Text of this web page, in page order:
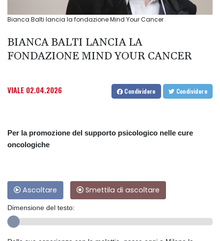
Bianca Balti lancia la fondazione Mind Your Cancer
BIANCA BALTI LANCIA LA
FONDAZIONE MIND YOUR CANCER
VIALE 02.04.2026 Condividere Condividere
Per la promozione del supporto psicologico nelle cure
oncologiche
Ascoltare Smettila di ascoltare
Dimensione del testo: